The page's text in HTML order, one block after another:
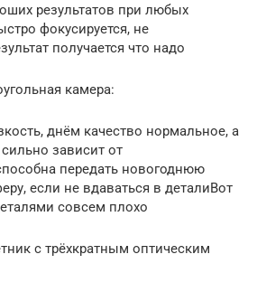
результатов при любых
фокусируется, не
получается что надо
камера:
днём качество нормальное, а
зависит от
передать новогоднюю
если не вдаваться в деталиВот
совсем плохо
с трёхкратным оптическим